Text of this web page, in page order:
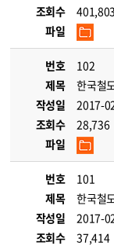
조회수
401,803
파일
번호
102
제목
한국철
작성일
2017-
조회수
28,736
파일
번호
101
제목
한국철
작성일
2017-
조회수
37,414